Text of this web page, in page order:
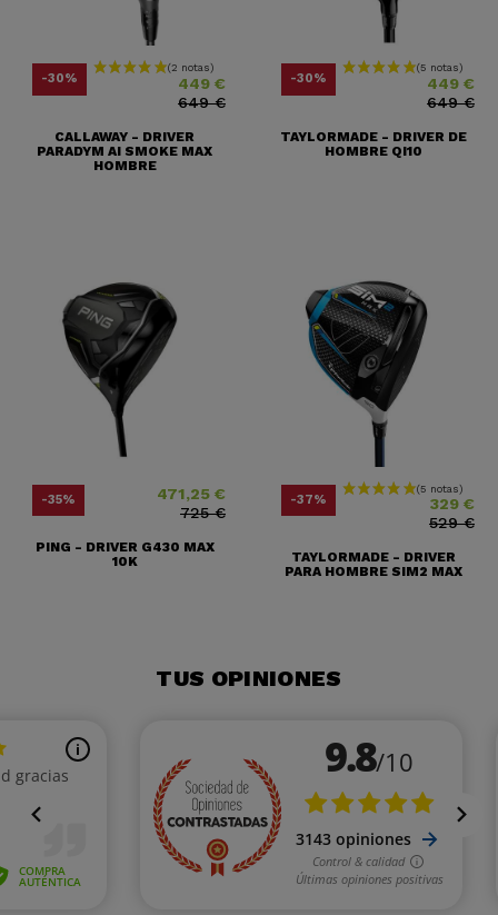
-30% Precio 449 €
Precio base
649 €
CALLAWAY - DRIVER
PARADYM AI SMOKE MAX
HOMBRE
-30% Precio 449 €
Precio base
649 €
TAYLORMADE - DRIVER DE
HOMBRE QI10
-35% Precio471,25 €
Precio base
725 €
PING - DRIVER G430 MAX
10K
-37% Precio 329 €
Precio base
529 €
TAYLORMADE - DRIVER
PARA HOMBRE SIM2 MAX
TUS OPINIONES